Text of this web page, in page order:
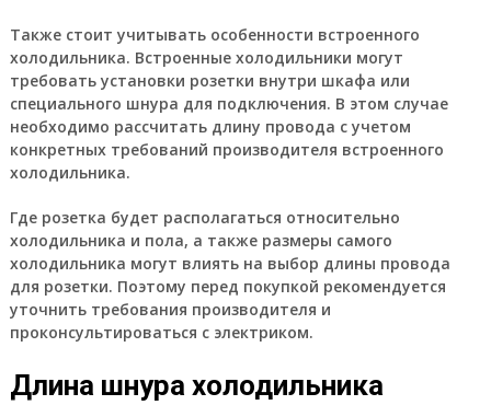
Также стоит учитывать особенности встроенного
холодильника. Встроенные холодильники могут
требовать установки розетки внутри шкафа или
специального шнура для подключения. В этом случае
необходимо рассчитать длину провода с учетом
конкретных требований производителя встроенного
холодильника.
Где розетка будет располагаться относительно
холодильника и пола, а также размеры самого
холодильника могут влиять на выбор длины провода
для розетки. Поэтому перед покупкой рекомендуется
уточнить требования производителя и
проконсультироваться с электриком.
Длина шнура холодильника